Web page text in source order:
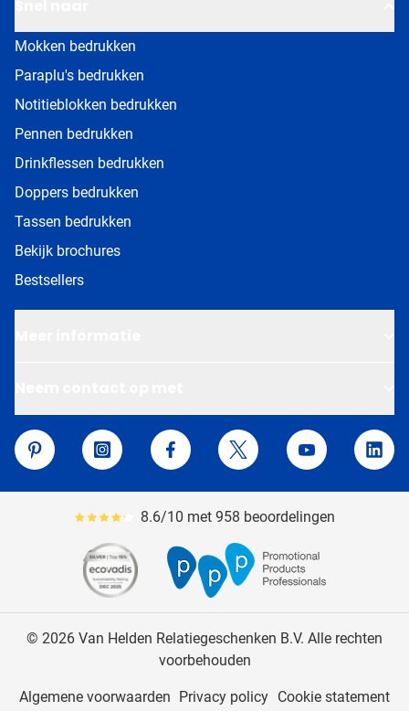
Mokken bedrukken
Paraplu's bedrukken
Notitieblokken bedrukken
Pennen bedrukken
Drinkflessen bedrukken
Doppers bedrukken
Tassen bedrukken
Bekijk brochures
Bestsellers
Van Helden Relatiegeschenken
Pinterest
Instagram Facebook Twitter YouTube
Gemiddeld reviewpercentage is 86
8.6/10 met 958 beoordelingen
© 2026 Van Helden Relatiegeschenken B.V. Alle rechten
voorbehouden
Algemene voorwaarden Privacy policy Cookie statement